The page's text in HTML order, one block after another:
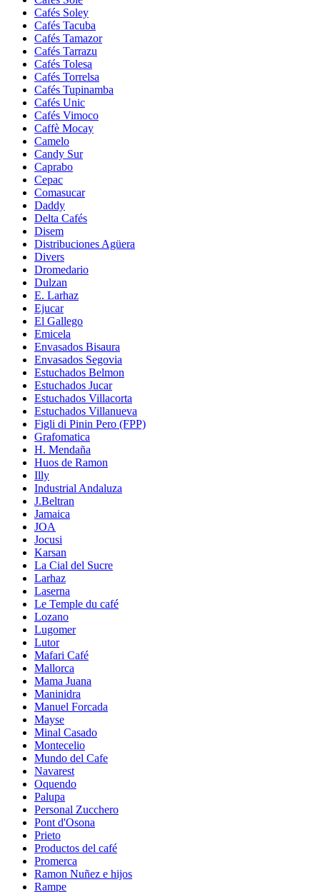
Cafés Soley
Cafés Tacuba
Cafés Tamazor
Cafés Tarrazu
Cafés Tolesa
Cafés Torrelsa
Cafés Tupinamba
Cafés Unic
Cafés Vimoco
Caffè Mocay
Camelo
Candy Sur
Caprabo
Cepac
Comasucar
Daddy
Delta Cafés
Disem
Distribuciones Agüera
Divers
Dromedario
Dulzan
E. Larhaz
Ejucar
El Gallego
Emicela
Envasados Bisaura
Envasados Segovia
Estuchados Belmon
Estuchados Jucar
Estuchados Villacorta
Estuchados Villanueva
Figli di Pinin Pero (FPP)
Grafomatica
H. Mendaña
Huos de Ramon
Illy
Industrial Andaluza
J.Beltran
Jamaica
JOA
Jocusi
Karsan
La Cial del Sucre
Larhaz
Laserna
Le Temple du café
Lozano
Lugomer
Lutor
Mafari Café
Mallorca
Mama Juana
Maninidra
Manuel Forcada
Mayse
Minal Casado
Montecelio
Mundo del Cafe
Navarest
Oquendo
Palupa
Personal Zucchero
Pont d'Osona
Prieto
Productos del café
Promerca
Ramon Nuñez e hijos
Rampe